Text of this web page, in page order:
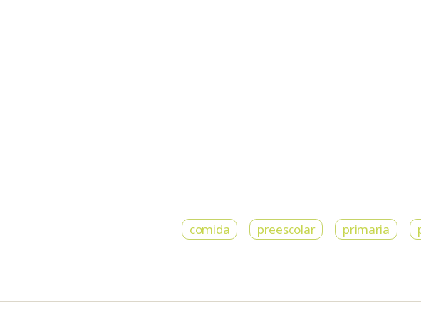
comida preescolar primaria